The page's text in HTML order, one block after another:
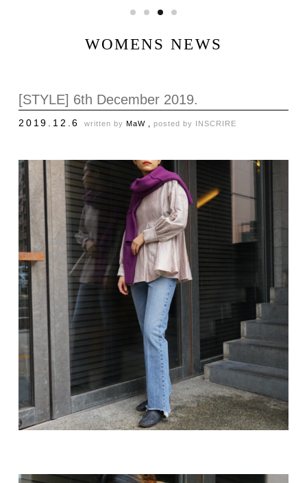
WOMENS NEWS
[STYLE] 6th December 2019.
2019.12.6 written by MaW , posted by INSCRIRE